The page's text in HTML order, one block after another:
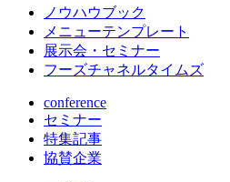
ノウハウブック
メニューテンプレート
展示会・セミナー
フーズチャネルタイムズ
conference
セミナー
特集記事
協賛企業